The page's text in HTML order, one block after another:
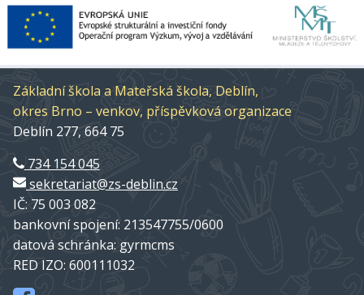
Základní škola a Mateřská škola, Deblín,
okres Brno – venkov, příspěvková organizace
Deblín 277, 664 75
734 154 045
sekretariat@zs-deblin.cz
IČ: 75 003 082
bankovní spojení: 213547755/0600
datová schránka: gyrmcms
RED IZO: 600111032